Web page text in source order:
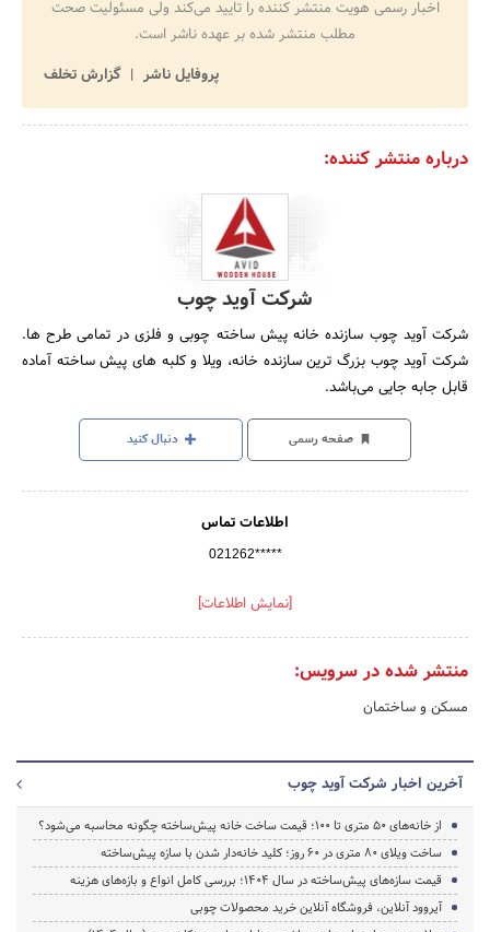
اخبار رسمی هویت منتشر کننده را تایید می‌کند ولی مسئولیت صحت
مطلب منتشر شده بر عهده ناشر است.
پروفایل ناشر
گزارش تخلف
درباره منتشر کننده:
شرکت آوید چوب
شرکت آوید چوب سازنده خانه پیش ساخته چوبی و فلزی در تمامی طرح ها.
شرکت آوید چوب بزرگ ترین سازنده خانه، ویلا و کلبه های پیش ساخته آماده
قابل جابه جایی می‌باشد.
صفحه رسمی دنبال کنید
اطلاعات تماس
021262*****
[نمایش اطلاعات]
منتشر شده در سرویس:
مسکن و ساختمان
آخرین اخبار شرکت آوید چوب
از خانه‌های ۵۰ متری تا ۱۰۰؛ قیمت ساخت خانه پیش‌ساخته چگونه محاسبه می‌شود؟
ساخت ویلای ۸۰ متری در ۶۰ روز؛ کلید خانه‌دار شدن با سازه پیش‌ساخته
قیمت سازه‌های پیش‌ساخته در سال ۱۴۰۴؛ بررسی کامل انواع و بازه‌های هزینه
آیروود آنلاین، فروشگاه آنلاین خرید محصولات چوبی